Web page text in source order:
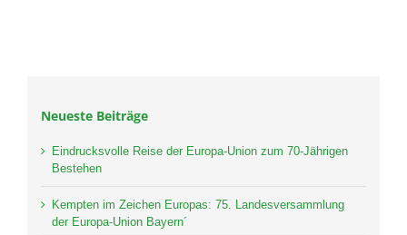
Neueste Beiträge
Eindrucksvolle Reise der Europa-Union zum 70-Jährigen
Bestehen
Kempten im Zeichen Europas: 75. Landesversammlung
der Europa-Union Bayern´